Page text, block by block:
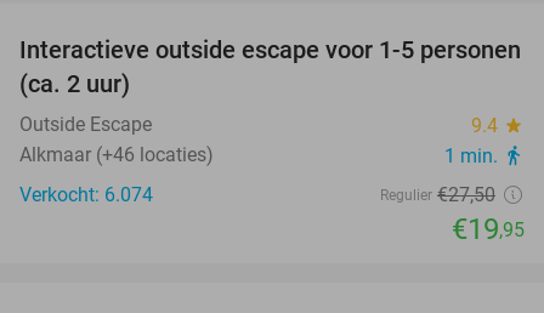
27%
Interactieve outside escape voor 1-5 personen
(ca. 2 uur)
Outside Escape 9.4 star
Alkmaar (+46 locaties) 1 min. directions_walk
Verkocht: 6.074 Regulier €27,50
€19,95